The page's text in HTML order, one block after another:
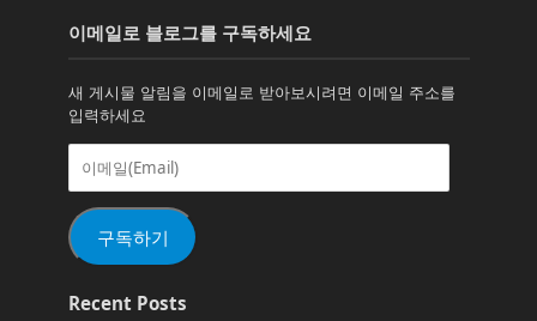
이메일로 블로그를 구독하세요
새 게시물 알림을 이메일로 받아보시려면 이메일 주소를
입력하세요
이
일
(Email)
구독하기
Recent Posts